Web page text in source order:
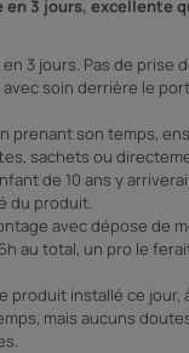
en 3 jours, excellente
3 jours. Pas de prise
soin derrière le
prenant son temps,
sachets ou
de 10 ans y
du produit.
avec dépose de
au total, un pro le
produit installé ce jour,
mais aucuns